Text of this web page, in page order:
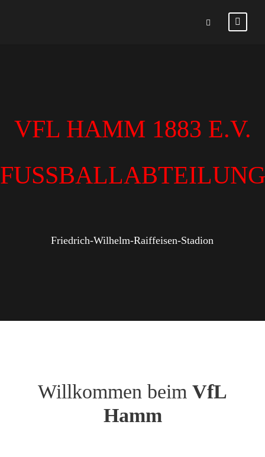
VFL HAMM 1883 E.V.
FUSSBALLABTEILUNG
Friedrich-Wilhelm-Raiffeisen-Stadion
Willkommen beim VfL
Hamm